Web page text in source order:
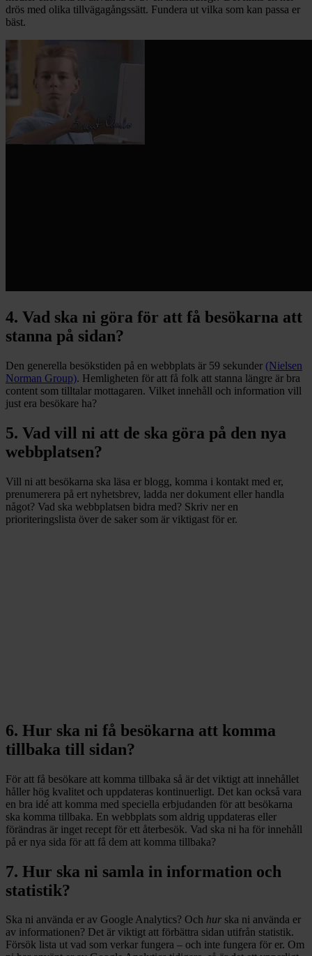
drös med olika tillvägagångssätt. Fundera ut vilka som kan passa er
bäst.
4. Vad ska ni göra för att få besökarna att
stanna på sidan?
Den generella besökstiden på en webbplats är 59 sekunder (Nielsen
Norman Group). Hemligheten för att få folk att stanna längre är bra
content som tilltalar mottagaren. Vilket innehåll och information vill
just era besökare ha?
5. Vad vill ni att de ska göra på den nya
webbplatsen?
Vill ni att besökarna ska läsa er blogg, komma i kontakt med er,
prenumerera på ert nyhetsbrev, ladda ner dokument eller handla
något? Vad ska webbplatsen bidra med? Skriv ner en
prioriteringslista över de saker som är viktigast för er.
6. Hur ska ni få besökarna att komma
tillbaka till sidan?
För att få besökare att komma tillbaka så är det viktigt att innehållet
håller hög kvalitet och uppdateras kontinuerligt. Det kan också vara
en bra idé att komma med speciella erbjudanden för att besökarna
ska komma tillbaka. En webbplats som aldrig uppdateras eller
förändras är inget recept för ett återbesök. Vad ska ni ha för innehåll
på er nya sida för att få dem att komma tillbaka?
7. Hur ska ni samla in information och
statistik?
Ska ni använda er av Google Analytics? Och hur ska ni använda er
av informationen? Det är viktigt att förbättra sidan utifrån statistik.
Försök lista ut vad som verkar fungera – och inte fungera för er. Om